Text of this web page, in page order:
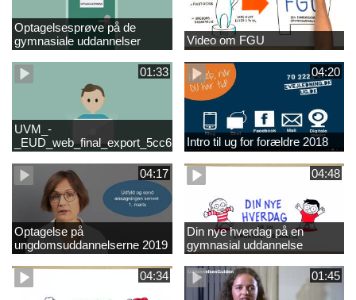
Optagelsesprøve på de
gymnasiale uddannelser
Video om FGU
01:33
UVM_-
04:20
Intro til ug for forældre 2018
04:17
Optagelse på
ungdomsuddannelserne 2019
04:48
Din nye hverdag på en
gymnasial uddannelse
04:34 01:45